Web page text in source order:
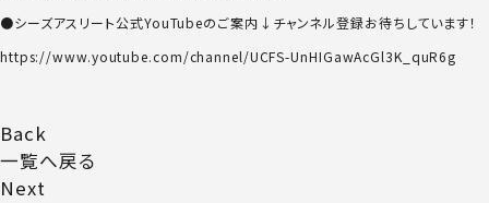
●シーズアスリート公式YouTubeのご案内↓チャンネル登録お待ちしています！
https://www.youtube.com/channel/UCFS-UnHIGawAcGl3K_quR6g
Back
一覧へ戻る
Next